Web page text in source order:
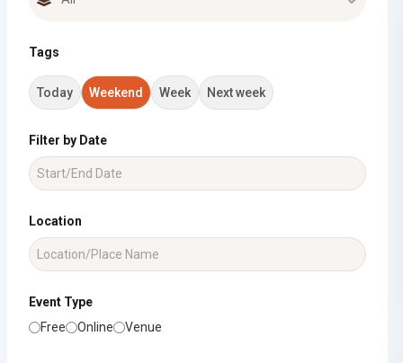
Tags
Today Weekend Week Next week
Filter by Date
Location
Event Type
Free
Online Venue